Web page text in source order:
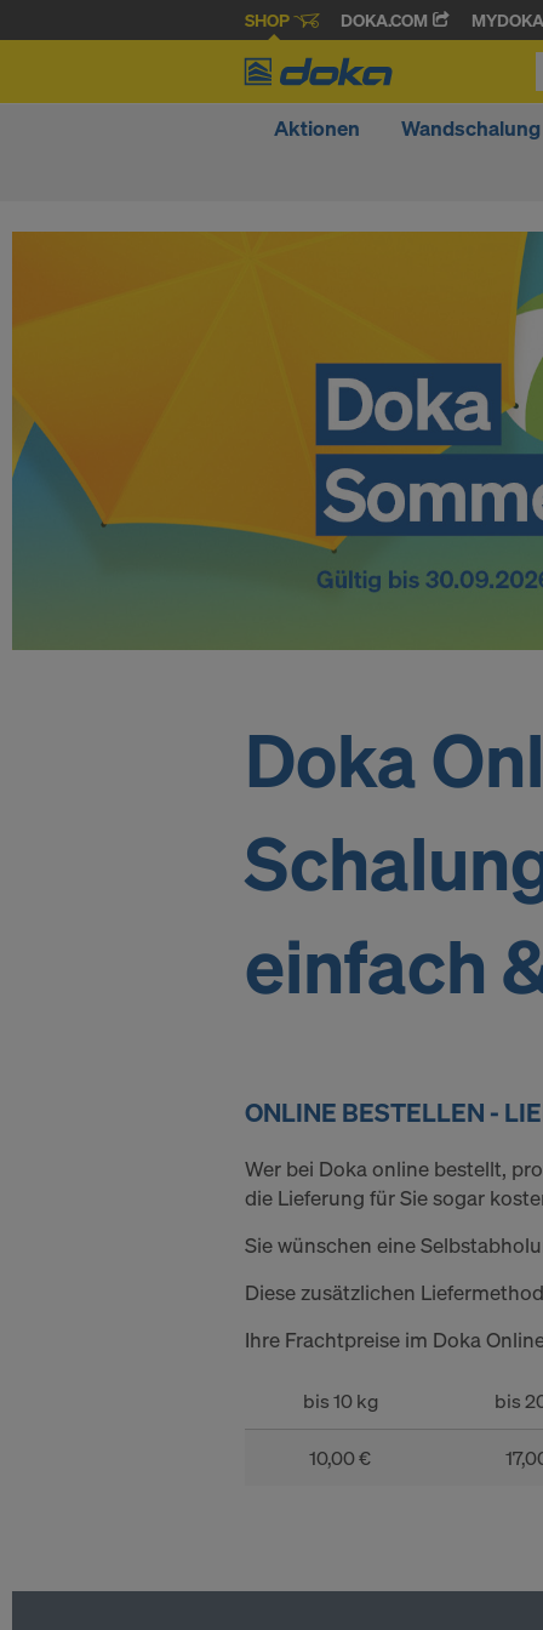
SHOP DOKA.COM MYDOKA
Aktionen Wandschalung
D
O
i
n
e
S
h
o
p
-
Doka
einfach
ONLINE BESTELLEN -
Wer bei Doka online bestellt,
die Lieferung für Sie sogar
Sie wünschen eine
Diese zusätzlichen
Ihre Frachtpreise im Doka
bis 10 kg bis
10,00 €